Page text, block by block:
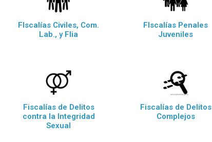
FIscalías Civiles, Com.
Lab., y Flia
FIscalías Penales
Juveniles
Fiscalías de Delitos
contra la Integridad
Sexual
Fiscalías de Delitos
Complejos